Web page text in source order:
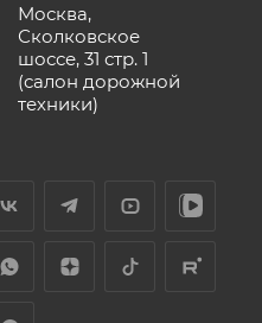
Москва,
Сколковское
шоссе, 31 стр. 1
(салон дорожной
техники)